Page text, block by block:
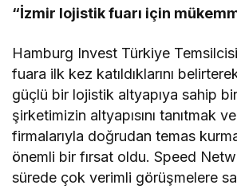
“İzmir lojistik fuarı için
Hamburg Invest Türkiye
fuara ilk kez katıldıklarını
güçlü bir lojistik altyapıya sahip
şirketimizin altyapısını tanıtmak
firmalarıyla doğrudan temas
önemli bir fırsat oldu. Speed
sürede çok verimli görüşmelere